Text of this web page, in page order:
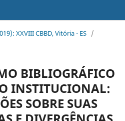
XXVIII CBBD, Vitória - ES /
BIBLIOGRÁFICO
INSTITUCIONAL:
SOBRE SUAS